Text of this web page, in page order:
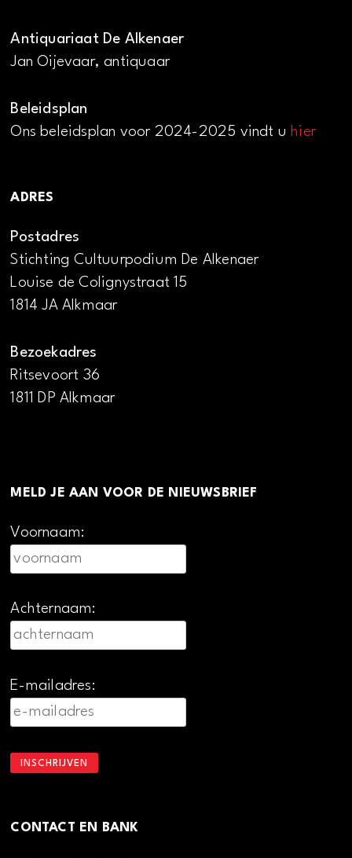
Antiquariaat De Alkenaer
Jan Oijevaar, antiquaar
Beleidsplan
Ons beleidsplan voor 2024-2025 vindt uhier
ADRES
Postadres
Stichting Cultuurpodium De Alkenaer
Louise de Colignystraat 15
1814 JA Alkmaar
Bezoekadres
Ritsevoort 36
1811 DP Alkmaar
MELD JE AAN VOOR DE NIEUWSBRIEF
Voornaam:
Achternaam:
E-mailadres:
CONTACT EN BANK